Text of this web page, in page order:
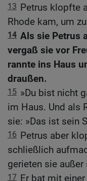
13 Petrus klopfte
Rhode kam, um
14 Als sie Petrus
vergaß sie vor
rannte ins Haus
draußen.
15 »Du bist nicht
im Haus. Und als
sie: »Das ist sein
16 Petrus aber
schließlich
gerieten sie außer
17 Er bat mit